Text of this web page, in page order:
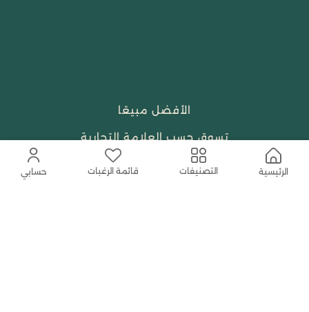
الرئيسية التصنيفات قائمة الرغبات حسابي
الأفضل مبيعًا
تسوق حسب العلامة التجارية
الجمال والعطور